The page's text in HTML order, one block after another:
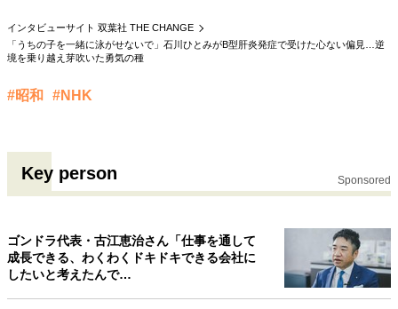
インタビューサイト 双葉社 THE CHANGE
「うちの子を一緒に泳がせないで」石川ひとみがB型肝炎発症で受けた心ない偏見…逆
境を乗り越え芽吹いた勇気の種
#昭和 #NHK
Key person Sponsored
ゴンドラ代表・古江恵治さん「仕事を通して
成長できる、わくわくドキドキできる会社に
したいと考えたんで…